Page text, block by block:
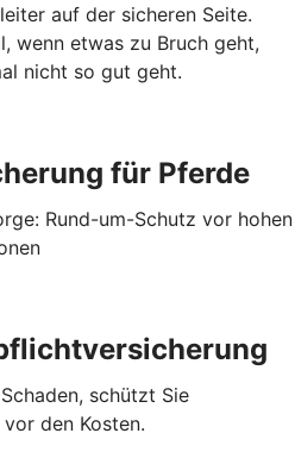
auf der sicheren Seite.
wenn etwas zu Bruch geht,
nicht so gut geht.
für Pferde
Rund-um-Schutz vor hohen
schützt Sie
den Kosten.